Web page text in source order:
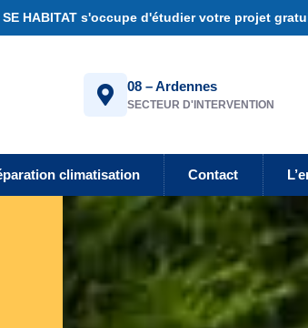
HABITAT s'occupe d'étudier votre projet
08 – Ardennes
SECTEUR D'INTERVENTION
climatisation Contact